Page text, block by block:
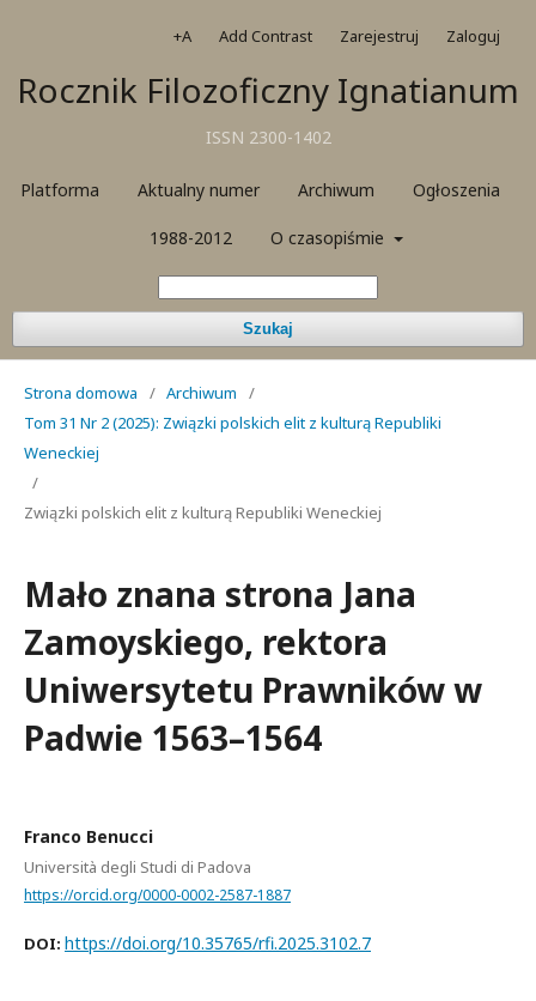
Rocznik Filozoficzny Ignatianum
ISSN 2300-1402
Platforma Aktualny numer Archiwum Ogłoszenia
1988-2012 O czasopiśmie
Szukaj
+A Add Contrast Zarejestruj Zaloguj
Strona domowa / Archiwum
/
Tom 31 Nr 2 (2025): Związki polskich elit z kulturą Republiki
Weneckiej
/
Związki polskich elit z kulturą Republiki Weneckiej
Mało znana strona Jana
Zamoyskiego, rektora
Uniwersytetu Prawników w
Padwie 1563–1564
Franco Benucci
Università degli Studi di Padova
https://orcid.org/0000-0002-2587-1887
DOI: https://doi.org/10.35765/rfi.2025.3102.7